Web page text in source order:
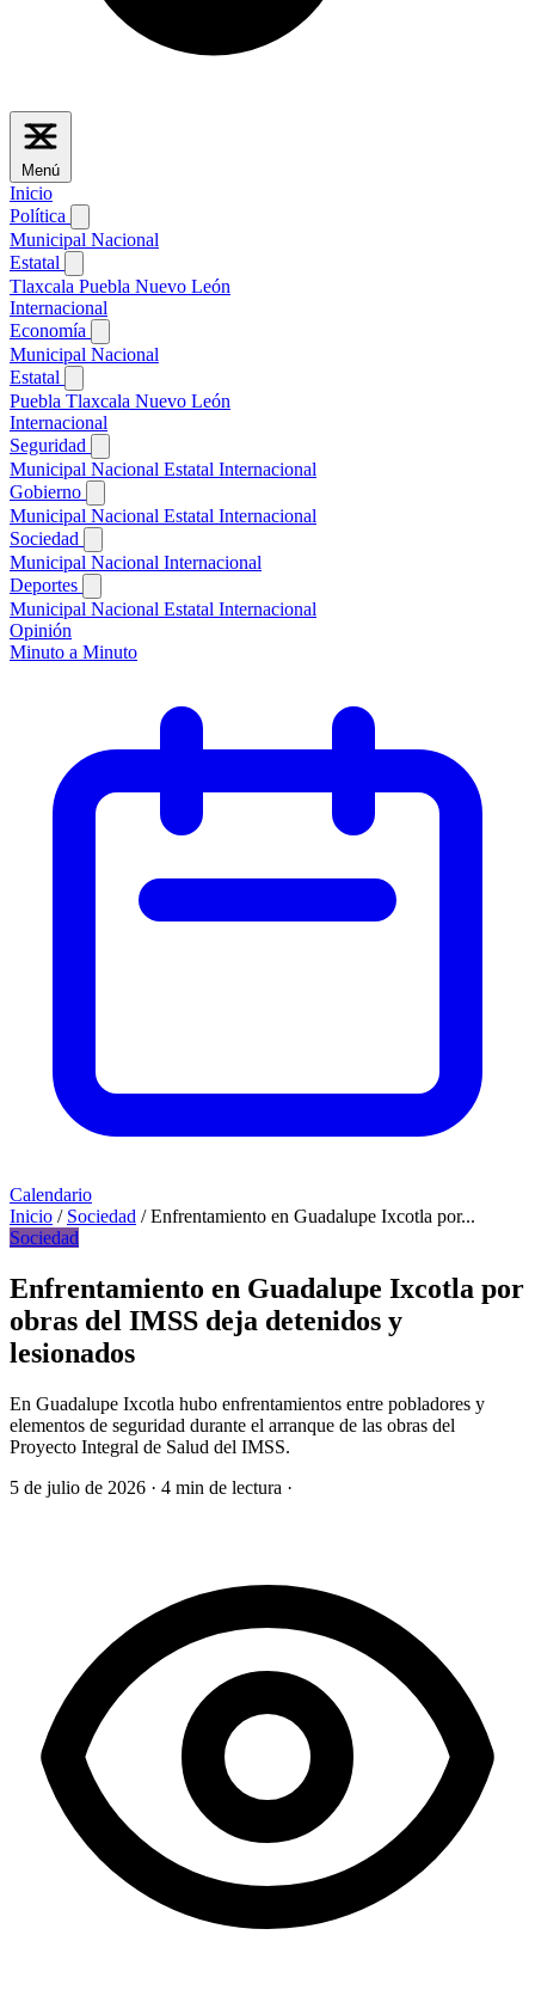
Menú
Inicio
Política
Municipal Nacional
Estatal
Tlaxcala Puebla Nuevo León
Internacional
Economía
Municipal Nacional
Estatal
Puebla Tlaxcala Nuevo León
Internacional
Seguridad
Municipal Nacional Estatal Internacional
Gobierno
Municipal Nacional Estatal Internacional
Sociedad
Municipal Nacional Internacional
Deportes
Municipal Nacional Estatal Internacional
Opinión
Minuto a Minuto
Calendario
Inicio / Sociedad / Enfrentamiento en Guadalupe Ixcotla por...
Sociedad
Enfrentamiento en Guadalupe Ixcotla por
obras del IMSS deja detenidos y
lesionados
En Guadalupe Ixcotla hubo enfrentamientos entre pobladores y
elementos de seguridad durante el arranque de las obras del
Proyecto Integral de Salud del IMSS.
5 de julio de 2026 · 4 min de lectura ·